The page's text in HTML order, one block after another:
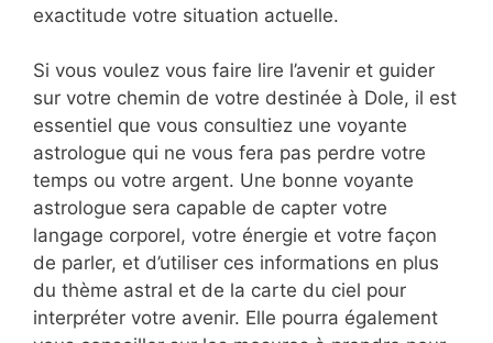
exactitude votre situation actuelle.
Si vous voulez vous faire lire l’avenir et guider
sur votre chemin de votre destinée à Dole, il est
essentiel que vous consultiez une voyante
astrologue qui ne vous fera pas perdre votre
temps ou votre argent. Une bonne voyante
astrologue sera capable de capter votre
langage corporel, votre énergie et votre façon
de parler, et d’utiliser ces informations en plus
du thème astral et de la carte du ciel pour
interpréter votre avenir. Elle pourra également